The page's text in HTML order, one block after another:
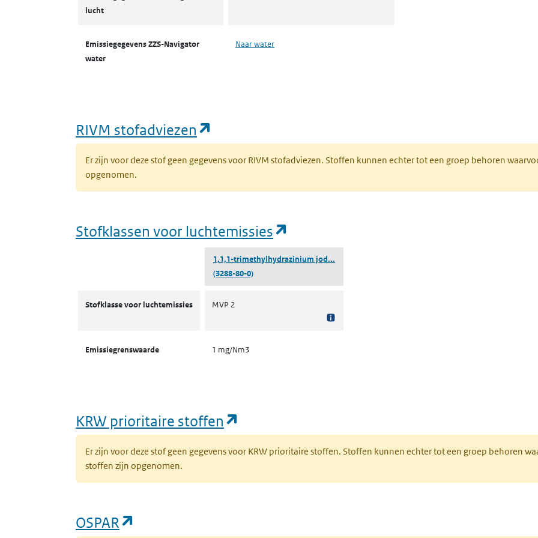
lucht
Emissiegegevens ZZS-Navigator
water
Naar water
RIVM stofadviezen
Er zijn voor deze stof geen gegevens voor RIVM stofadviezen. Stoffen kunnen echter tot een groep behoren
opgenomen.
Stofklassen voor luchtemissies
1,1,1-trimethylhydrazinium jod...
(3288-80-0)
Stofklasse voor luchtemissies MVP 2
Emissiegrenswaarde 1 mg/Nm3
KRW prioritaire stoffen
Er zijn voor deze stof geen gegevens voor KRW prioritaire stoffen. Stoffen kunnen echter tot een groep behoren
stoffen zijn opgenomen.
OSPAR